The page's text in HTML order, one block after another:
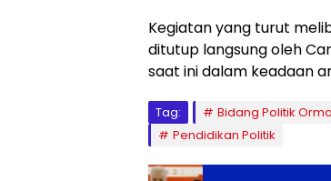
Kegiatan yang turut
ditutup langsung oleh
saat ini dalam keadaan
Tag: Bidang Politik
Pendidikan Politik